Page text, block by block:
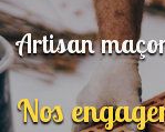
Artisan
Nos